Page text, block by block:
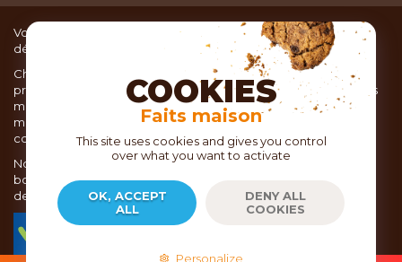
Vous recherchez du matériel de cuisine pour concocter de
délicieux plats ou des pâtisseries dignes d’un grand chef ?
Chez TOC, boutique d’ustensiles de cuisine, nous vous
proposons une large sélection de produits issus des meilleures
marques de matériel de cuisine: Ustensiles de pâtisserie,
matériel de cuisson, service de table, ustensiles de cuisine,
coutellerie, set picnic.
Nous vous réservons un accueil chaleureux au sein de nos 21
boutiques, mais vous trouverez également tout votre matériel
de cuisine en ligne sur notre site internet toc.fr
commerce et de la vente à distance depuis 2018.
COOKIES
Faits maison
This site uses cookies and gives you control
over what you want to activate
OK, ACCEPT
ALL
DENY ALL
COOKIES
Personalize